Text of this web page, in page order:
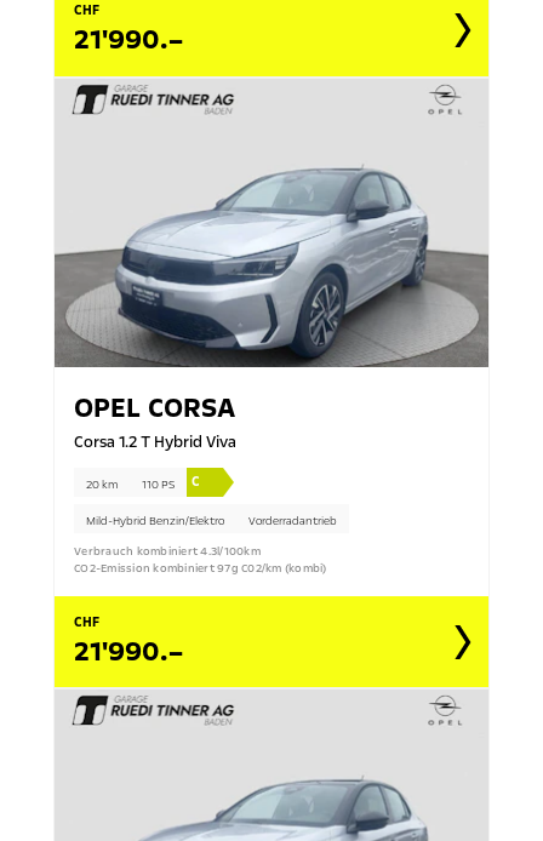
CHF
21'990.–
OPEL CORSA
Corsa 1.2 T Hybrid Viva
20 km 110 PS C
Mild-Hybrid Benzin/Elektro Vorderradantrieb
Verbrauch kombiniert 4.3l/100km
CO2-Emission kombiniert 97g C02/km (kombi)
CHF
21'990.–